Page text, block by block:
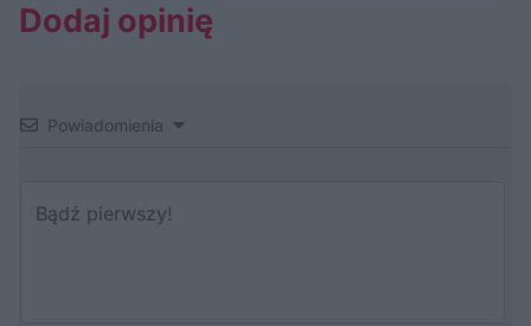
Dodaj opinię
Powiadomienia